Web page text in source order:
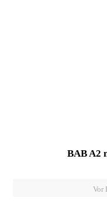
BAB A2
Vor